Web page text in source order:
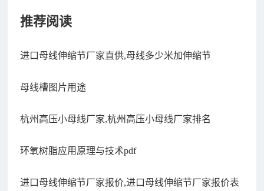
推荐阅读
进口母线伸缩节厂家直供,母线多少米加伸缩节
母线槽图片用途
杭州高压小母线厂家,杭州高压小母线厂家排名
环氧树脂应用原理与技术pdf
进口母线伸缩节厂家报价,进口母线伸缩节厂家报价表